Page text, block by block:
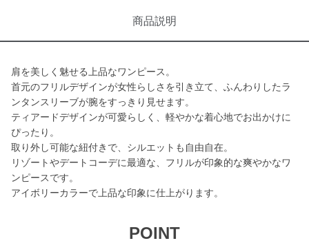
商品説明
肩を美しく魅せる上品なワンピース。
首元のフリルデザインが女性らしさを引き立て、ふんわりしたラ
ンタンスリーブが腕をすっきり見せます。
ティアードデザインが可愛らしく、軽やかな着心地でお出かけに
ぴったり。
取り外し可能な紐付きで、シルエットも自由自在。
リゾートやデートコーデに最適な、フリルが印象的な爽やかなワ
ンピースです。
アイボリーカラーで上品な印象に仕上がります。
POINT